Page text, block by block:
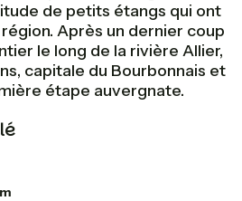
de petits étangs qui ont
région. Après un dernier coup
le long de la rivière Allier,
capitale du Bourbonnais et
étape auvergnate.